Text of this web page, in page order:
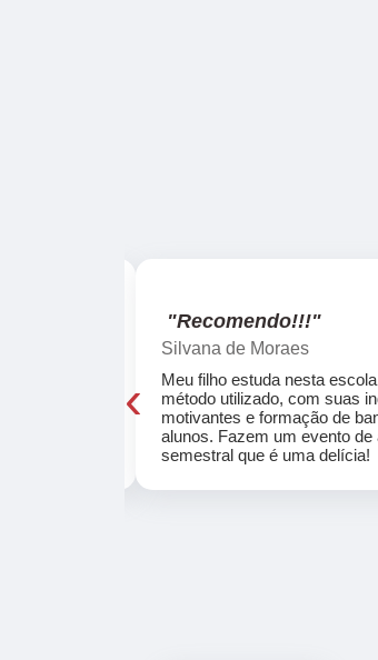
"Recomendo!!!"
Silvana de Moraes
Meu filho estuda nesta
método utilizado, com suas
motivantes e formação de
alunos. Fazem um evento de
semestral que é uma delícia!
‹